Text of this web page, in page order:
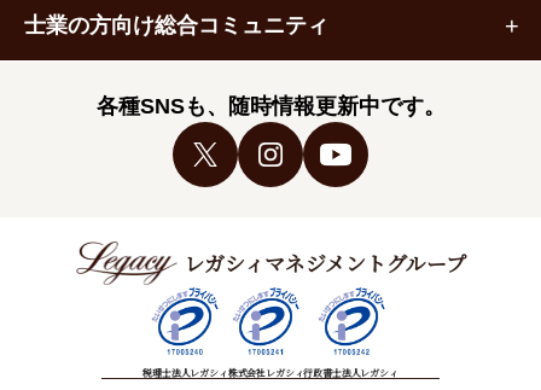
士業の方向け総合コミュニティ
各種SNSも、随時情報更新中です。
レガシィマネジメントグループ
税理士法人レガシィ株式会社レガシィ行政書士法人レガシィ